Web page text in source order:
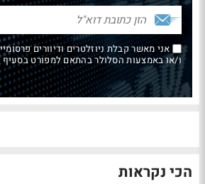
אני מאשר קבלת ניוזלטרים ודיוורים
ו/או באמצעות הסלולר בהתאם למפורט בסעיף 10 בתנאי השימוש
הכי נקראות